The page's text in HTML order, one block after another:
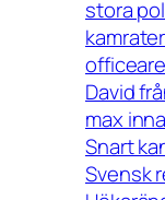
stora
officeare
David
max
Snart
Svensk